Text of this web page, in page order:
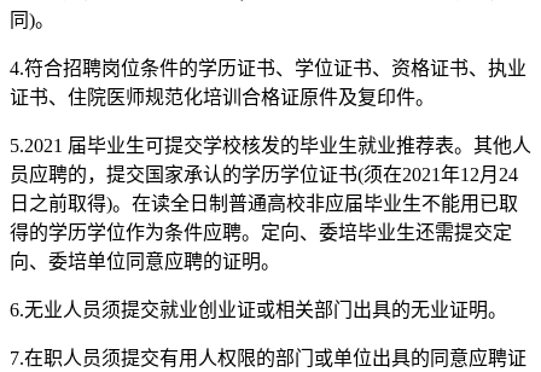
同)。
4.符合招聘岗位条件的学历证书、学位证书、资格证书、执业
证书、住院医师规范化培训合格证原件及复印件。
5.2021 届毕业生可提交学校核发的毕业生就业推荐表。其他人
员应聘的，提交国家承认的学历学位证书(须在2021年12月24
日之前取得)。在读全日制普通高校非应届毕业生不能用已取
得的学历学位作为条件应聘。定向、委培毕业生还需提交定
向、委培单位同意应聘的证明。
6.无业人员须提交就业创业证或相关部门出具的无业证明。
7.在职人员须提交有用人权限的部门或单位出具的同意应聘证